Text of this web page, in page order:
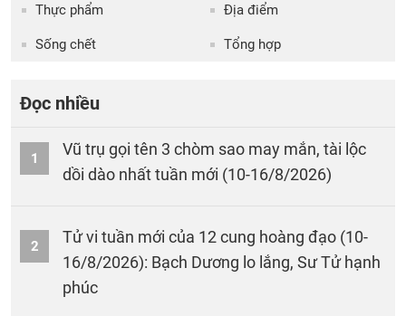
Thực phẩm Địa điểm
Sống chết Tổng hợp
Đọc nhiều
1
Vũ trụ gọi tên 3 chòm sao may mắn, tài lộc
dồi dào nhất tuần mới (10-16/8/2026)
2
Tử vi tuần mới của 12 cung hoàng đạo (10-
16/8/2026): Bạch Dương lo lắng, Sư Tử hạnh
phúc